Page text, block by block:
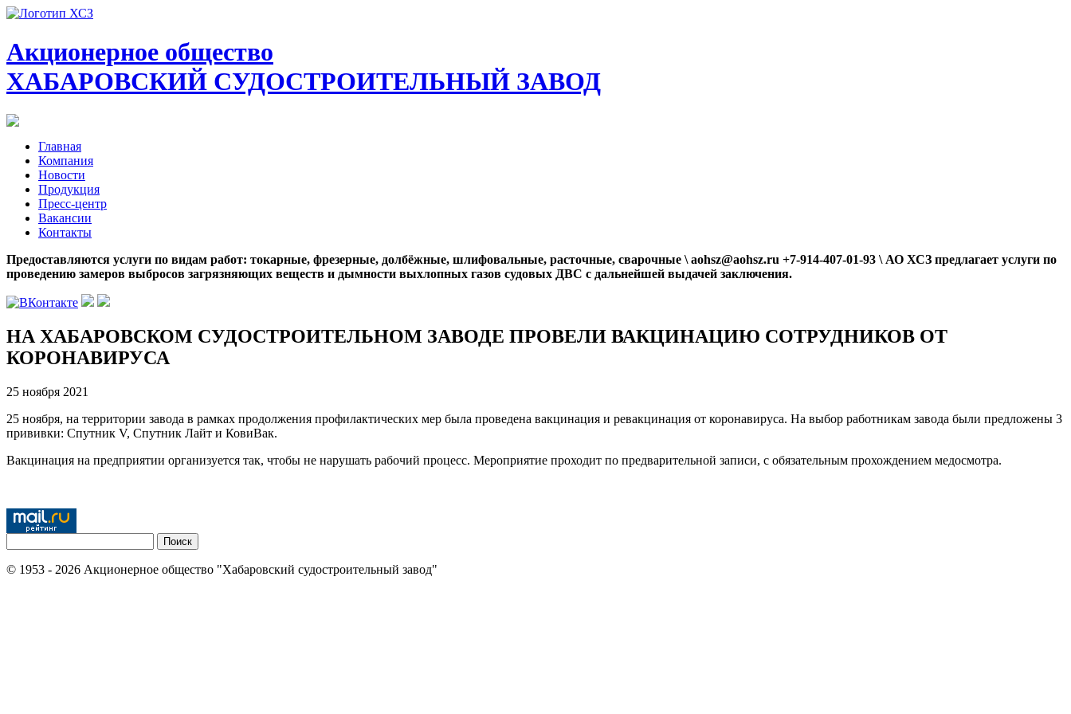
Акционерное общество
ХАБАРОВСКИЙ СУДОСТРОИТЕЛЬНЫЙ ЗАВОД
Главная
Компания
Новости
Продукция
Пресс-центр
Вакансии
Контакты
Предоставляются услуги по видам работ: токарные, фрезерные, долбёжные, шлифовальные, расточные, сварочные \ aohsz@aohsz.ru +7-914-407-01-93 \ АО ХСЗ предлагает услуги по
проведению замеров выбросов загрязняющих веществ и дымности выхлопных газов судовых ДВС с дальнейшей выдачей заключения.
НА ХАБАРОВСКОМ СУДОСТРОИТЕЛЬНОМ ЗАВОДЕ ПРОВЕЛИ ВАКЦИНАЦИЮ СОТРУДНИКОВ ОТ
КОРОНАВИРУСА
25 ноября 2021
25 ноября, на территории завода в рамках продолжения профилактических мер была проведена вакцинация и ревакцинация от коронавируса. На выбор работникам завода были предложены 3
прививки: Спутник V, Спутник Лайт и КовиВак.
Вакцинация на предприятии организуется так, чтобы не нарушать рабочий процесс. Мероприятие проходит по предварительной записи, с обязательным прохождением медосмотра.
© 1953 - 2026 Акционерное общество "Хабаровский судостроительный завод"